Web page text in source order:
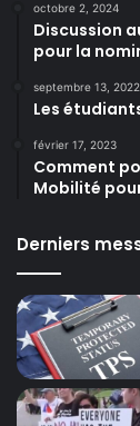
octobre 2, 2024
Discussion
pour la
septembre 13, 2022
Les
février 17, 2023
Comment
Mobilité
Derniers